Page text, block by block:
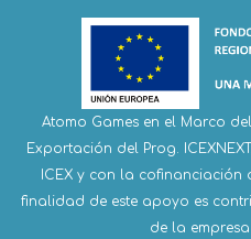
Atomo Games en el Marco
Exportación del Prog.
ICEX y con la cofinanciación
finalidad de este apoyo es
de la